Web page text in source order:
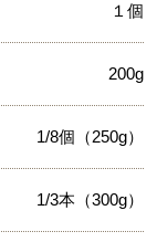
１個
200g
1/8個（250g）
1/3本（300g）